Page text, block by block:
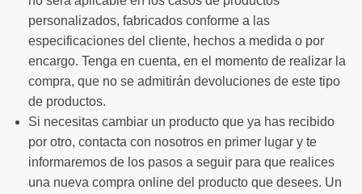
personalizados, fabricados conforme a las
especificaciones del cliente, hechos a medida o por
encargo. Tenga en cuenta, en el momento de realizar la
compra, que no se admitirán devoluciones de este tipo
de productos.
Si necesitas cambiar un producto que ya has recibido
por otro, contacta con nosotros en primer lugar y te
informaremos de los pasos a seguir para que realices
una nueva compra online del producto que desees. Un